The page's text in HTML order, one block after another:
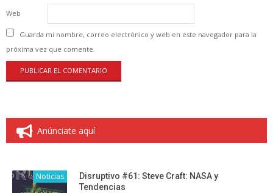
Web
Guarda mi nombre, correo electrónico y web en este navegador para la
próxima vez que comente.
Anúnciate aquí
Noticias
Disruptivo #61: Steve Craft: NASA y
Tendencias